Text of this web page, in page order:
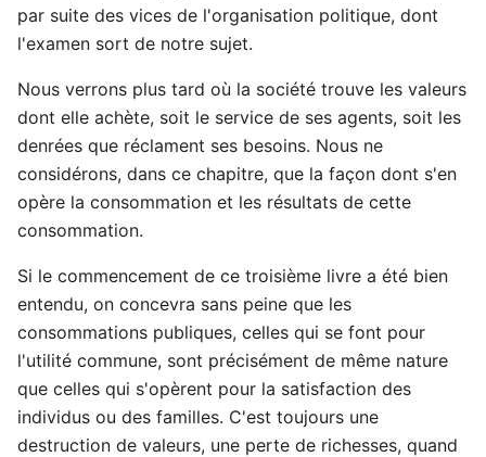
par suite des vices de l'organisation politique, dont
l'examen sort de notre sujet.
Nous verrons plus tard où la société trouve les valeurs
dont elle achète, soit le service de ses agents, soit les
denrées que réclament ses besoins. Nous ne
considérons, dans ce chapitre, que la façon dont s'en
opère la consommation et les résultats de cette
consommation.
Si le commencement de ce troisième livre a été bien
entendu, on concevra sans peine que les
consommations publiques, celles qui se font pour
l'utilité commune, sont précisément de même nature
que celles qui s'opèrent pour la satisfaction des
individus ou des familles. C'est toujours une
destruction de valeurs, une perte de richesses, quand